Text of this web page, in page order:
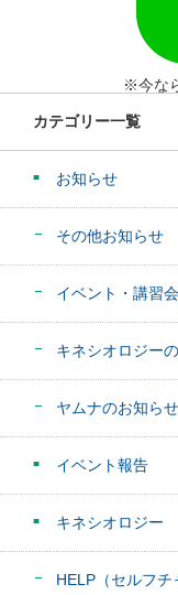
※今な
カテゴリー一覧
お知らせ
その他お知らせ
イベント・講習
キネシオロジー
ヤムナのお知らせ
イベント報告
キネシオロジー
HELP（セルフチ